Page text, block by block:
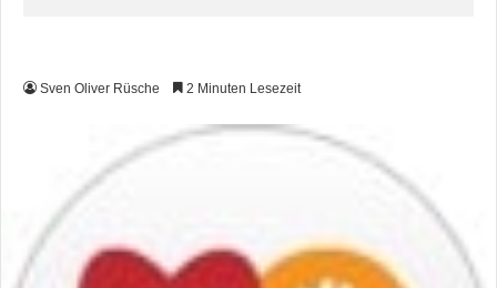
Sven Oliver Rüsche 2 Minuten Lesezeit